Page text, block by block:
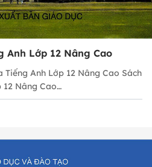
Anh Lớp 12 Nâng Cao
Anh Lớp 12 Nâng Cao Sách
Nâng Cao…